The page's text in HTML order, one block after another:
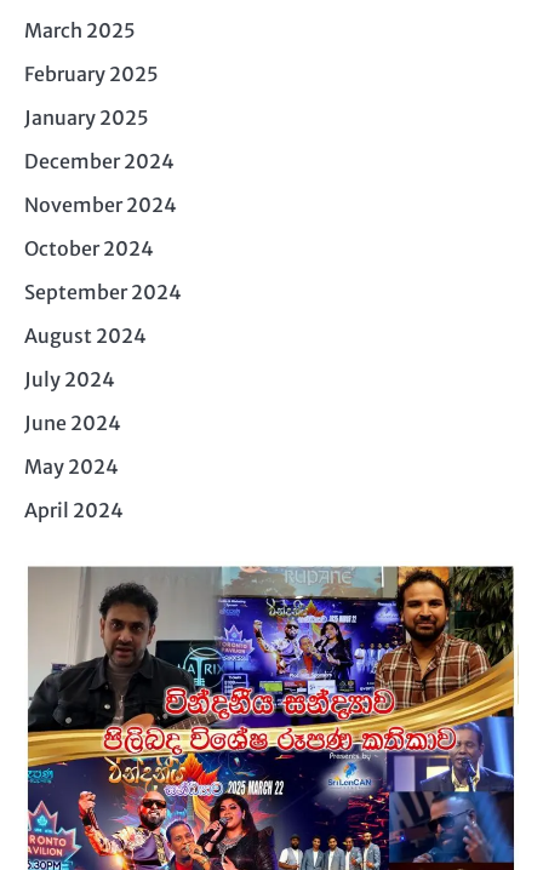
March 2025
February 2025
January 2025
December 2024
November 2024
October 2024
September 2024
August 2024
July 2024
June 2024
May 2024
April 2024